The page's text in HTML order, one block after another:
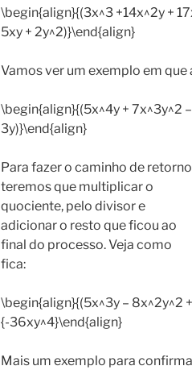
\begin{align}{(3x^3 +14x^2y +
5xy + 2y^2)}\end{align}
Vamos ver um exemplo em que
\begin{align}{(5x^4y + 7x^3y^2
3y)}\end{align}
Para fazer o caminho de
teremos que multiplicar o
quociente, pelo divisor e
adicionar o resto que ficou ao
final do processo. Veja como
fica:
\begin{align}{(5x^3y – 8x^2y^2
{-36xy^4}\end{align}
Mais um exemplo para